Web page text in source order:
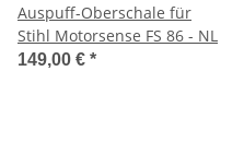
Auspuff-Oberschale für
Stihl Motorsense FS 86 - NL
149,00 € *